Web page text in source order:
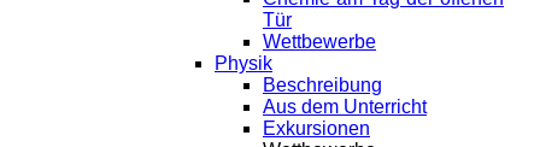
Tür
Wettbewerbe
Physik
Beschreibung
Aus dem Unterricht
Exkursionen